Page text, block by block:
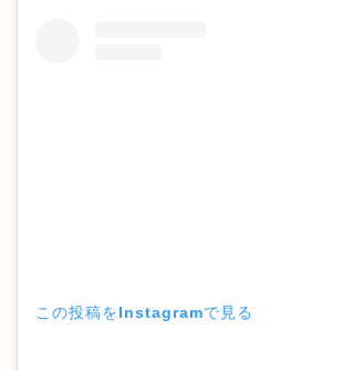
この投稿をInstagramで見る